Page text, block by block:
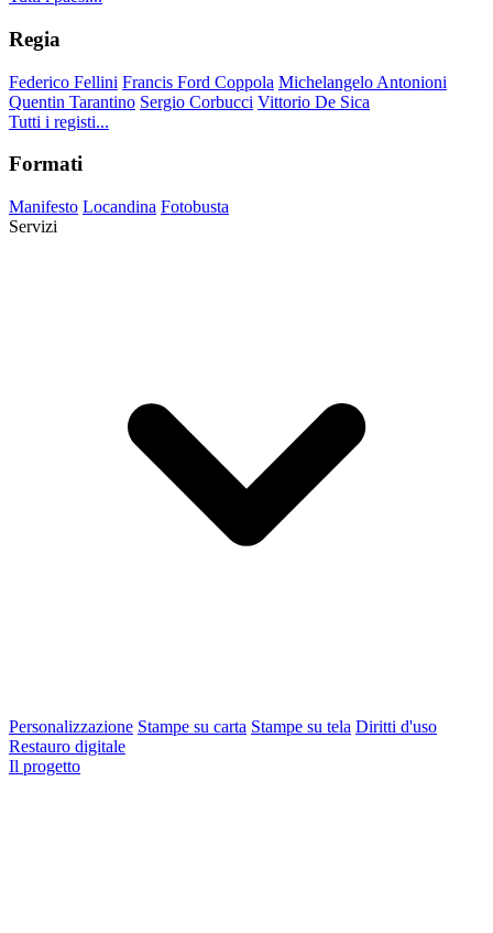
Regia
Federico Fellini Francis Ford Coppola Michelangelo Antonioni
Quentin Tarantino Sergio Corbucci Vittorio De Sica
Tutti i registi...
Formati
Manifesto Locandina Fotobusta
Servizi
Personalizzazione Stampe su carta Stampe su tela Diritti d'uso
Restauro digitale
Il progetto